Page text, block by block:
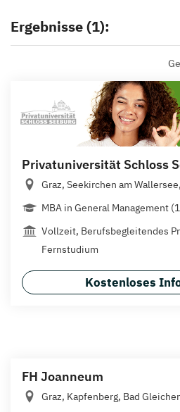
Ergebnisse (1):
Privatuniversität Schloss
Graz, Seekirchen am
MBA in General Management
Vollzeit, Berufsbegleitendes
Fernstudium
Kostenloses
FH Joanneum
Graz, Kapfenberg, Bad